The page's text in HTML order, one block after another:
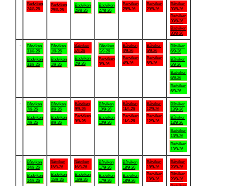
Badviken
24/8-26
Badviken
25/8-26
Badviken
26/8-26
Badviken
27/8-26
Badviken
28/8-26
Badviken
29/8-26
Båtviken
30/8-26
Badviken
30/8-26
Badviken
30/8-26
Båtviken
31/8-26
Badviken
31/8-26
Båtviken
1/9-26
Badviken
1/9-26
Båtviken
2/9-26
Badviken
2/9-26
Båtviken
3/9-26
Badviken
3/9-26
Båtviken
4/9-26
Badviken
4/9-26
Båtviken
5/9-26
Badviken
5/9-26
Båtviken
6/9-26
Båtviken
6/9-26
Badviken
6/9-26
Badviken
6/9-26
Båtviken
7/9-26
Badviken
7/9-26
Båtviken
8/9-26
Badviken
8/9-26
Båtviken
9/9-26
Badviken
9/9-26
Båtviken
10/9-26
Badviken
10/9-26
Båtviken
11/9-26
Badviken
11/9-26
Båtviken
12/9-26
Badviken
12/9-26
Båtviken
13/9-26
Båtviken
13/9-26
Badviken
13/9-26
Badviken
13/9-26
Båtviken
14/9-26
Badviken
14/9-26
Båtviken
15/9-26
Badviken
15/9-26
Båtviken
16/9-26
Badviken
16/9-26
Båtviken
17/9-26
Badviken
17/9-26
Båtviken
18/9-26
Badviken
18/9-26
Båtviken
19/9-26
Badviken
19/9-26
Båtviken
20/9-26
Båtviken
20/9-26